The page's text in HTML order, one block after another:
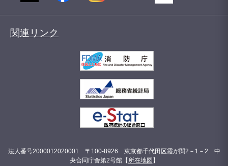
関連リンク
法人番号2000012020001 〒100-8926 東京都千代田区霞が関2－1－2 中
央合同庁舎第2号館【 所在地図 】